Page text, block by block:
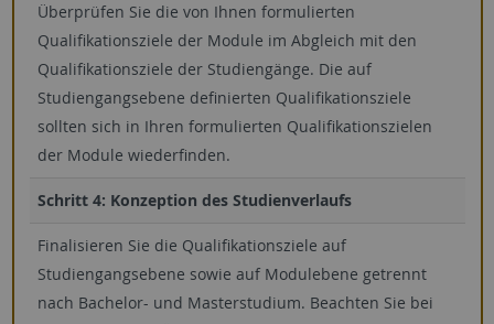
Überprüfen Sie die von Ihnen formulierten
Qualifikationsziele der Module im Abgleich mit den
Qualifikationsziele der Studiengänge. Die auf
Studiengangsebene definierten Qualifikationsziele
sollten sich in Ihren formulierten Qualifikationszielen
der Module wiederfinden.
Schritt 4: Konzeption des Studienverlaufs
Finalisieren Sie die Qualifikationsziele auf
Studiengangsebene sowie auf Modulebene getrennt
nach Bachelor- und Masterstudium. Beachten Sie bei